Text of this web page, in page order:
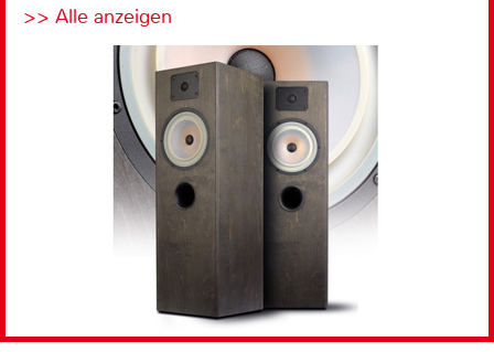
>> Alle anzeigen